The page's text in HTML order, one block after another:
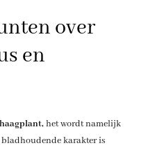
over
en
het wordt namelijk
karakter is